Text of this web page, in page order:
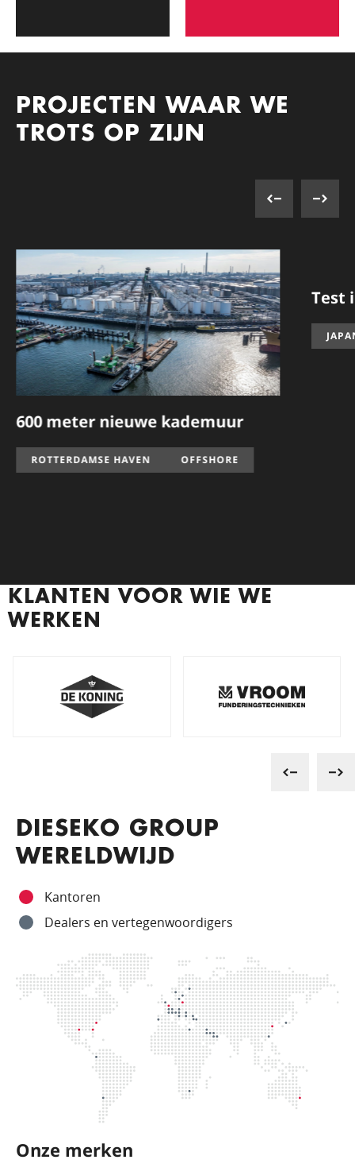
PROJECTEN WAAR WE
TROTS OP ZIJN
600 meter nieuwe kademuur
ROTTERDAMSE HAVEN OFFSHORE
KLANTEN VOOR WIE WE
WERKEN
DIESEKO GROUP
WERELDWIJD
Kantoren
Dealers en vertegenwoordigers
Onze merken